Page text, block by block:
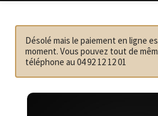
Désolé mais le paiement en ligne
moment. Vous pouvez tout de
téléphone au 04 92 12 12 01